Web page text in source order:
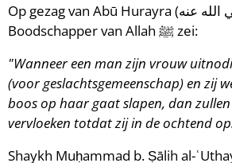
Op gezag van Abū Hurayra (رضي الله عنه) dat de
Boodschapper van Allah ﷺ zei:
"Wanneer een man zijn vrouw
(voor geslachtsgemeenschap) en zij
boos op haar gaat slapen, dan
vervloeken totdat zij in de ochtend
Shaykh Muḥammad b. Ṣālih al-